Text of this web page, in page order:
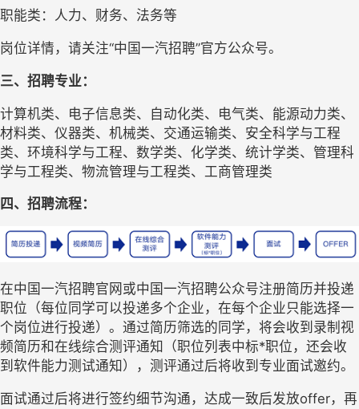
职能类：人力、财务、法务等
岗位详情，请关注“中国一汽招聘”官方公众号。
三、招聘专业：
计算机类、电子信息类、自动化类、电气类、能源动力类、
材料类、仪器类、机械类、交通运输类、安全科学与工程
类、环境科学与工程、数学类、化学类、统计学类、管理科
学与工程类、物流管理与工程类、工商管理类
四 、招聘流程：
在中国一汽招聘官网或中国一汽招聘公众号注册简历并投递
职位（每位同学可以投递多个企业，在每个企业只能选择一
个岗位进行投递）。通过简历筛选的同学，将会收到录制视
频简历和在线综合测评通知（职位列表中标*职位，还会收
到软件能力测试通知），测评通过后将收到专业面试邀约。
面试通过后将进行签约细节沟通，达成一致后发放offer，再